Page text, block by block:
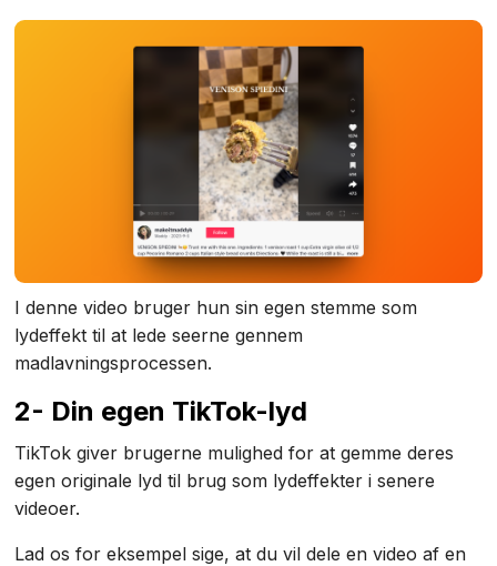
I denne video bruger hun sin egen stemme som
lydeffekt til at lede seerne gennem
madlavningsprocessen.
2- Din egen TikTok-lyd
TikTok giver brugerne mulighed for at gemme deres
egen originale lyd til brug som lydeffekter i senere
videoer.
Lad os for eksempel sige, at du vil dele en video af en